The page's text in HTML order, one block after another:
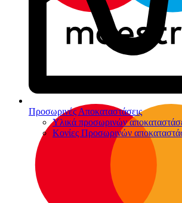
Προσωρινές Αποκαταστάσεις
Υλικά προσωρινών
Κονίες Προσωρινών